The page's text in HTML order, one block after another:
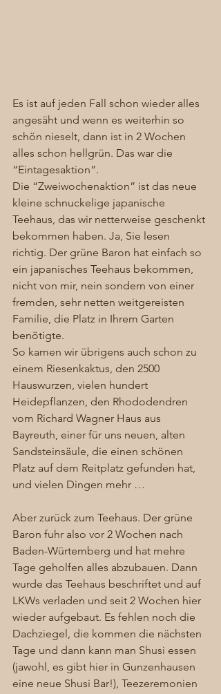
Es ist auf jeden Fall schon wieder alles
angesäht und wenn es weiterhin so
schön nieselt, dann ist in 2 Wochen
alles schon hellgrün. Das war die
“Eintagesaktion”.
Die “Zweiwochenaktion” ist das neue
kleine schnuckelige japanische
Teehaus, das wir netterweise geschenkt
bekommen haben. Ja, Sie lesen
richtig. Der grüne Baron hat einfach so
ein japanisches Teehaus bekommen,
nicht von mir, nein sondern von einer
fremden, sehr netten weitgereisten
Familie, die Platz in Ihrem Garten
benötigte.
So kamen wir übrigens auch schon zu
einem Riesenkaktus, den 2500
Hauswurzen, vielen hundert
Heidepflanzen, den Rhododendren
vom Richard Wagner Haus aus
Bayreuth, einer für uns neuen, alten
Sandsteinsäule, die einen schönen
Platz auf dem Reitplatz gefunden hat,
und vielen Dingen mehr …
Aber zurück zum Teehaus. Der grüne
Baron fuhr also vor 2 Wochen nach
Baden-Würtemberg und hat mehre
Tage geholfen alles abzubauen. Dann
wurde das Teehaus beschriftet und auf
LKWs verladen und seit 2 Wochen hier
wieder aufgebaut. Es fehlen noch die
Dachziegel, die kommen die nächsten
Tage und dann kann man Shusi essen
(jawohl, es gibt hier in Gunzenhausen
eine neue Shusi Bar!), Teezeremonien